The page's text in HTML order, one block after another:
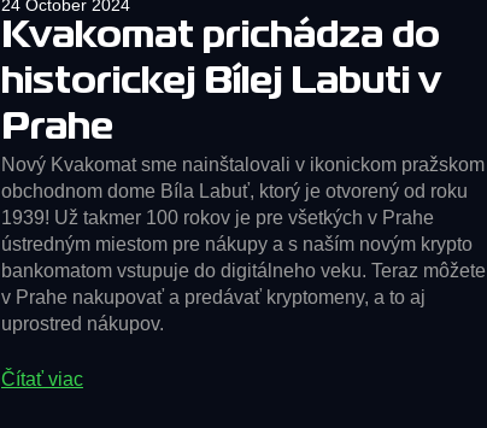
24 October 2024
Kvakomat prichádza do
historickej Bílej Labuti v
Prahe
Nový Kvakomat sme nainštalovali v ikonickom pražskom
obchodnom dome Bíla Labuť, ktorý je otvorený od roku
1939! Už takmer 100 rokov je pre všetkých v Prahe
ústredným miestom pre nákupy a s naším novým krypto
bankomatom vstupuje do digitálneho veku. Teraz môžete
v Prahe nakupovať a predávať kryptomeny, a to aj
uprostred nákupov.
Čítať viac